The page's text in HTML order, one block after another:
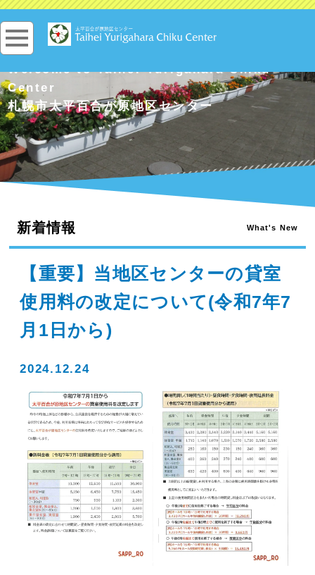
Welcome to Taihei Yurigahara Chiku
Center
札幌市太平百合が原地区センター
新着情報 What's New
【重要】当地区センターの貸室
使用料の改定について(令和7年7
月1日から)
2024.12.24